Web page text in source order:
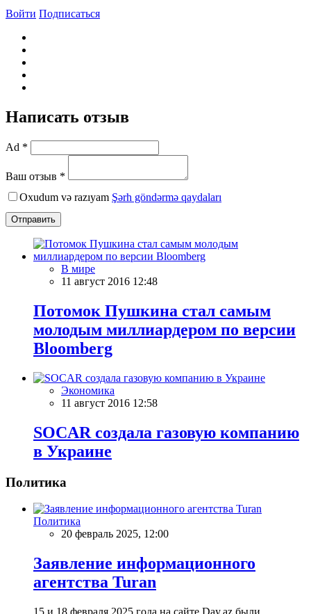
Войти Подписаться
Написать отзыв
Ad *
Ваш отзыв *
Oxudum və razıyam Şərh göndərmə qaydaları
Отправить
В мире
11 август 2016 12:48
Потомок Пушкина стал самым
молодым миллиардером по версии
Bloomberg
Экономика
11 август 2016 12:58
SOCAR создала газовую компанию
в Украине
Политика
Политика
20 февраль 2025, 12:00
Заявление информационного
агентства Turan